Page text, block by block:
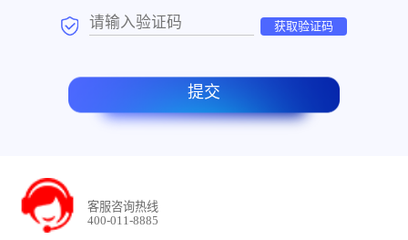
获取验证码
提交
客服咨询热线
400-011-8885